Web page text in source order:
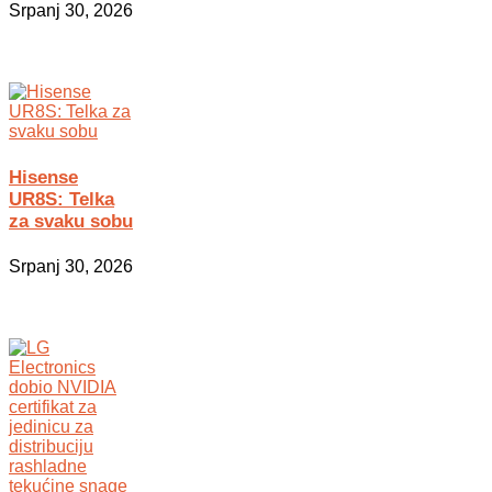
Srpanj 30, 2026
Hisense
UR8S: Telka
za svaku sobu
Srpanj 30, 2026